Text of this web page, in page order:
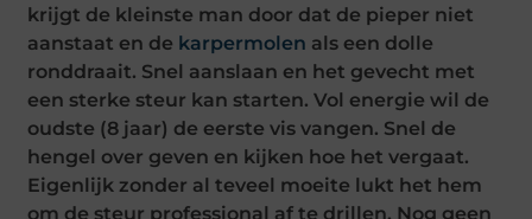
krijgt de kleinste man door dat de pieper niet
aanstaat en de karpermolen als een dolle
ronddraait. Snel aanslaan en het gevecht met
een sterke steur kan starten. Vol energie wil de
oudste (8 jaar) de eerste vis vangen. Snel de
hengel over geven en kijken hoe het vergaat.
Eigenlijk zonder al teveel moeite lukt het hem
om de steur professional af te drillen. Nog geen